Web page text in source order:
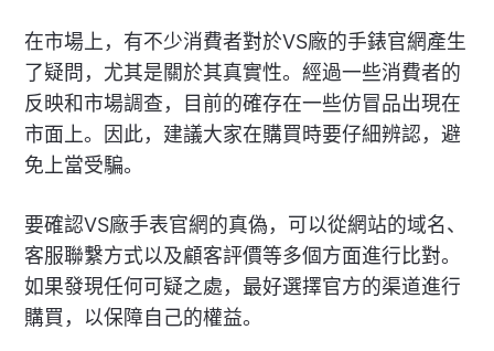
在市場上，有不少消費者對於VS廠的手錶官網產生
了疑問，尤其是關於其真實性。經過一些消費者的
反映和市場調查，目前的確存在一些仿冒品出現在
市面上。因此，建議大家在購買時要仔細辨認，避
免上當受騙。
要確認VS廠手表官網的真偽，可以從網站的域名、
客服聯繫方式以及顧客評價等多個方面進行比對。
如果發現任何可疑之處，最好選擇官方的渠道進行
購買，以保障自己的權益。